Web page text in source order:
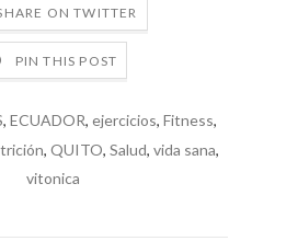
ON TWITTER
PIN THIS POST
, ECUADOR, ejercicios, Fitness,
, QUITO, Salud, vida sana,
vitonica